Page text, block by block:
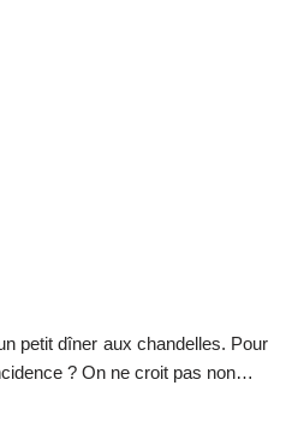
petit dîner aux chandelles. Pour
? On ne croit pas non…